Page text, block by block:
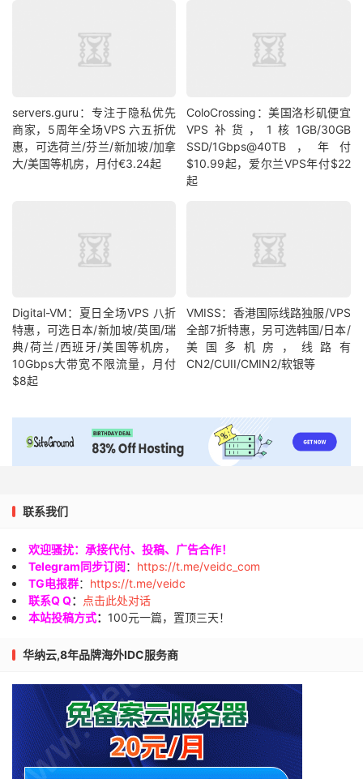
servers.guru：专注于隐私优先
商家，5周年全场VPS 六五折优
惠，可选荷兰/芬兰/新加坡/加拿
大/美国等机房，月付€3.24起
ColoCrossing：美国洛杉矶便宜
VPS补货，1核1GB/30GB
SSD/1Gbps@40TB，年付
$10.99起，爱尔兰VPS年付$22
起
Digital-VM：夏日全场VPS 八折
特惠，可选日本/新加坡/英国/瑞
典/荷兰/西班牙/美国等机房，
10Gbps大带宽不限流量，月付
$8起
VMISS：香港国际线路独服/VPS
全部7折特惠，另可选韩国/日本/
美国多机房，线路有
CN2/CUII/CMIN2/软银等
联系我们
欢迎骚扰：承接代付、投稿、广告合作！
Telegram同步订阅： https://t.me/veidc_com
TG电报群： https://t.me/veidc
联系Q Q：
点击此处对话
本站投稿方式： 100元一篇，置顶三天！
华纳云,8年品牌海外IDC服务商